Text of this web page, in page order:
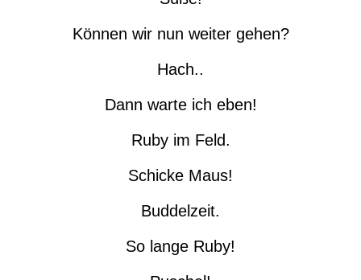
Können wir nun weiter gehen?
Hach..
Dann warte ich eben!
Ruby im Feld.
Schicke Maus!
Buddelzeit.
So lange Ruby!